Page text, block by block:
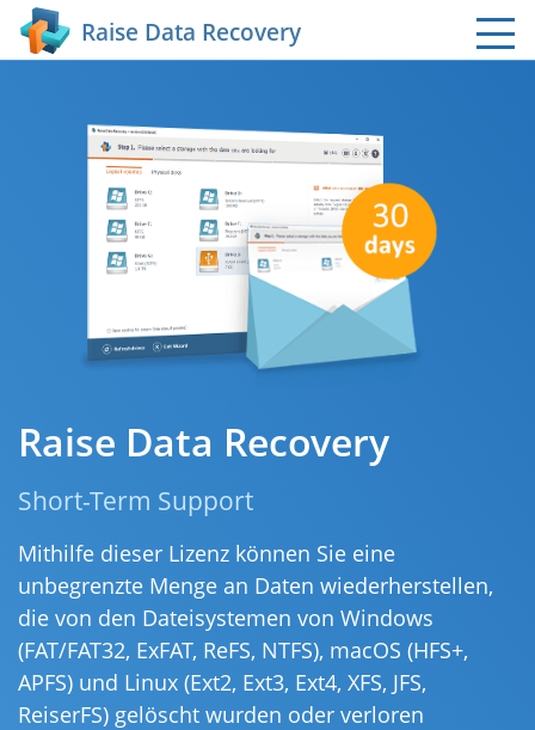
Raise Data Recovery
Raise Data Recovery
Short-Term Support
Mithilfe dieser Lizenz können Sie eine
unbegrenzte Menge an Daten wiederherstellen,
die von den Dateisystemen von Windows
(FAT/FAT32, ExFAT, ReFS, NTFS), macOS (HFS+,
APFS) und Linux (Ext2, Ext3, Ext4, XFS, JFS,
ReiserFS) gelöscht wurden oder verloren